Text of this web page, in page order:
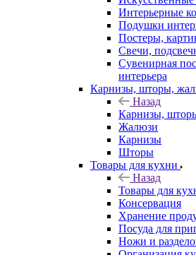
Интерьерные
Подушки
Постеры,
Свечи,
Сувенирная
интерьера
Карнизы, шторы,
Назад
Карнизы,
Жалюзи
Карнизы
Шторы
Товары для кухни
Назад
Товары для
Консервация
Хранение
Посуда для
Ножи и